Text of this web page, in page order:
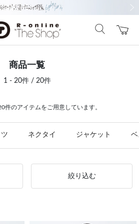
商品一覧
1 - 20件 / 20件
件のアイテムをご用意しています。
ツ ネクタイ ジャケット
絞り込む